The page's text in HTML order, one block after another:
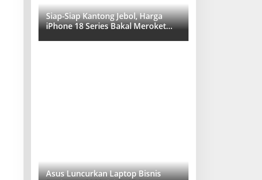
Siap-Siap Kantong Jebol, Harga
iPhone 18 Series Bakal Meroket
Asus Luncurkan Laptop Bisnis